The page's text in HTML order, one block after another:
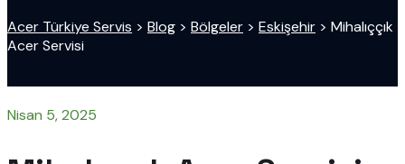
Acer Türkiye Servis > Blog > Bölgeler > Eskişehir > Mihalıççık
Acer Servisi
Nisan 5, 2025